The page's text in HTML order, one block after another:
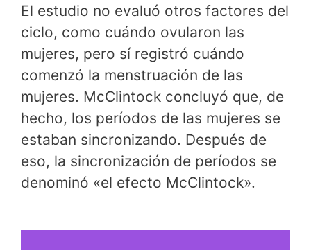
El estudio no evaluó otros factores del
ciclo, como cuándo ovularon las
mujeres, pero sí registró cuándo
comenzó la menstruación de las
mujeres. McClintock concluyó que, de
hecho, los períodos de las mujeres se
estaban sincronizando. Después de
eso, la sincronización de períodos se
denominó «el efecto McClintock».